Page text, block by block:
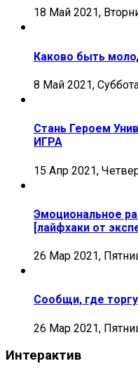
18 Май 2021,
Каково быть
8 Май 2021,
Стань Героем
ИГРА
15 Апр 2021,
Эмоциональное
[лайфхаки от
26 Мар 2021,
Сообщи, где
26 Мар 2021,
Интерактив